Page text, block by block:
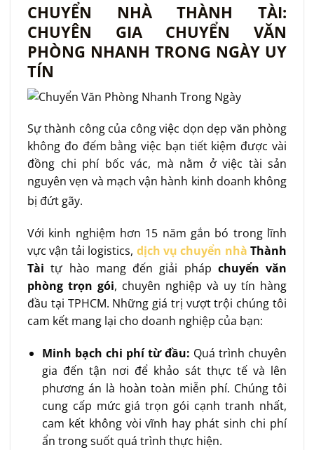
CHUYỂN NHÀ THÀNH TÀI:
CHUYÊN GIA CHUYỂN VĂN
PHÒNG NHANH TRONG NGÀY UY
TÍN
Sự thành công của công việc dọn dẹp văn phòng
không đo đếm bằng việc bạn tiết kiệm được vài
đồng chi phí bốc vác, mà nằm ở việc tài sản
nguyên vẹn và mạch vận hành kinh doanh không
bị đứt gãy.
Với kinh nghiệm hơn 15 năm gắn bó trong lĩnh
vực vận tải logistics, dịch vụ chuyển nhà Thành
Tài tự hào mang đến giải pháp chuyển văn
phòng trọn gói, chuyên nghiệp và uy tín hàng
đầu tại TPHCM. Những giá trị vượt trội chúng tôi
cam kết mang lại cho doanh nghiệp của bạn:
Minh bạch chi phí từ đầu: Quá trình chuyên
gia đến tận nơi để khảo sát thực tế và lên
phương án là hoàn toàn miễn phí. Chúng tôi
cung cấp mức giá trọn gói cạnh tranh nhất,
cam kết không vòi vĩnh hay phát sinh chi phí
ẩn trong suốt quá trình thực hiện.